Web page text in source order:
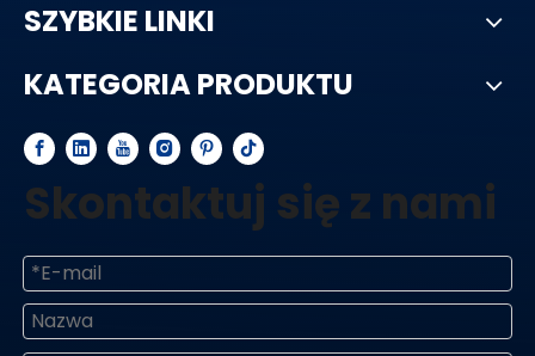
SZYBKIE LINKI
KATEGORIA PRODUKTU
Skontaktuj się z nami